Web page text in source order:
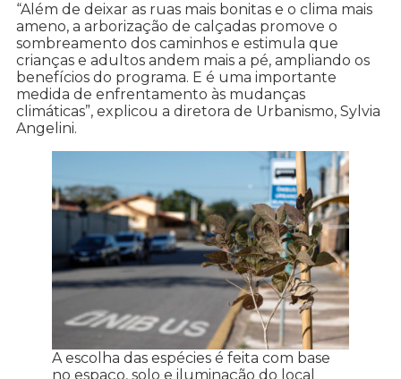
“Além de deixar as ruas mais bonitas e o clima mais
ameno, a arborização de calçadas promove o
sombreamento dos caminhos e estimula que
crianças e adultos andem mais a pé, ampliando os
benefícios do programa. E é uma importante
medida de enfrentamento às mudanças
climáticas”, explicou a diretora de Urbanismo, Sylvia
Angelini.
A escolha das espécies é feita com base
no espaço, solo e iluminação do local